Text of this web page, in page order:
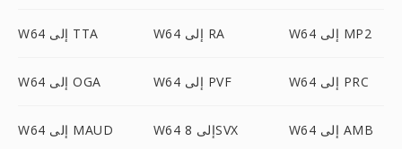
W64 إلى TTA W64 إلى RA W64 إلى MP2
W64 إلى OGA W64 إلى PVF W64 إلى PRC
W64 إلى MAUD W64 إلى 8SVX W64 إلى AMB